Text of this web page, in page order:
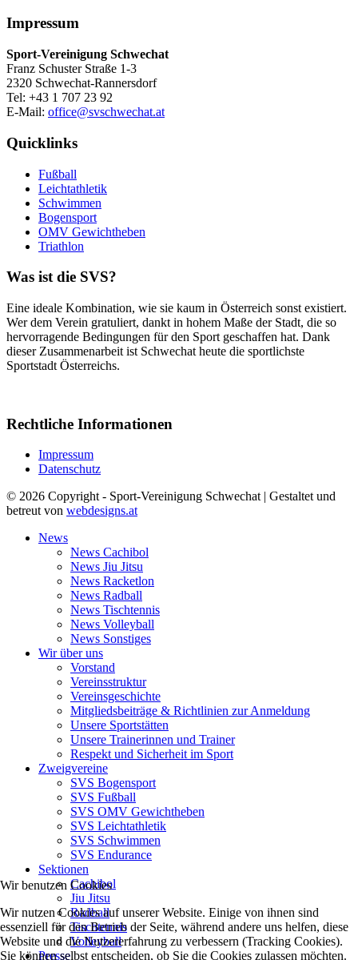
Impressum
Sport-Vereinigung Schwechat
Franz Schuster Straße 1-3
2320 Schwechat-Rannersdorf
Tel: +43 1 707 23 92
E-Mail: office@svschwechat.at
Quicklinks
Fußball
Leichtathletik
Schwimmen
Bogensport
OMV Gewichtheben
Triathlon
Was ist die SVS?
Eine ideale Kombination, wie sie kaum in Österreich sonst existiert.
Wer dem Verein gratuliert, dankt in hohem Maße der Stadt, die so
hervorragende Bedingungen für den Sport geschaffen hat. Dank
dieser Zusammenarbeit ist Schwechat heute die sportlichste
Sportstadt Österreichs.
Rechtliche Informationen
Impressum
Datenschutz
© 2026 Copyright - Sport-Vereinigung Schwechat | Gestaltet und
betreut von webdesigns.at
News
News Cachibol
News Jiu Jitsu
News Racketlon
News Radball
News Tischtennis
News Volleyball
News Sonstiges
Wir über uns
Vorstand
Vereinsstruktur
Vereinsgeschichte
Mitgliedsbeiträge & Richtlinien zur Anmeldung
Unsere Sportstätten
Unsere Trainerinnen und Trainer
Respekt und Sicherheit im Sport
Zweigvereine
SVS Bogensport
SVS Fußball
SVS OMV Gewichtheben
SVS Leichtathletik
SVS Schwimmen
SVS Endurance
Sektionen
Cachibol
Jiu Jitsu
Radball
Tischtennis
Volleyball
Presse
Wir benutzen Cookies
Wir nutzen Cookies auf unserer Website. Einige von ihnen sind
essenziell für den Betrieb der Seite, während andere uns helfen, diese
Website und die Nutzererfahrung zu verbessern (Tracking Cookies).
Sie können selbst entscheiden, ob Sie die Cookies zulassen möchten.